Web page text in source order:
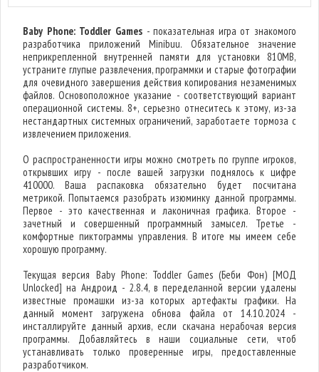
Baby Phone: Toddler Games- показательная игра от знакомого
разработчика приложений Minibuu. Обязательное значение
неприкрепленной внутренней памяти для установки 810MB,
устраните глупые развлечения, программки и старые фотографии
для очевидного завершения действия копирования незаменимых
файлов. Основоположное указание - соответствующий вариант
операционной системы. 8+, серьезно отнеситесь к этому, из-за
нестандартных системных ограничений, заработаете тормоза с
извлечением приложения.
О распространенности игры можно смотреть по группе игроков,
открывших игру - после вашей загрузки поднялось к цифре
410000. Ваша распаковка обязательно будет посчитана
метрикой. Попытаемся разобрать изюминку данной программы.
Первое - это качественная и лаконичная графика. Второе -
зачетный и совершенный программный замысел. Третье -
комфортные пиктограммы управления. В итоге мы имеем себе
хорошую программу.
Текущая версия Baby Phone: Toddler Games (Беби Фон) [МОД
Unlocked] на Андроид - 2.8.4, в переделанной версии удалены
известные промашки из-за которых артефакты графики. На
данный момент загружена обнова файла от 14.10.2024 -
инсталлируйте данный архив, если скачана нерабочая версия
программы. Добавляйтесь в наши социальные сети, чтоб
устанавливать только проверенные игры, предоставленные
разработчиком.